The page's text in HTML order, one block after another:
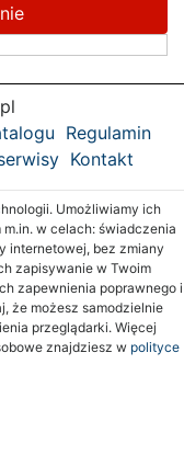
Regulamin
Kontakt
Umożliwiamy ich
w celach: świadczenia
internetowej, bez zmiany
zapisywanie w Twoim
zapewnienia poprawnego i
że możesz samodzielnie
przeglądarki. Więcej
znajdziesz w polityce